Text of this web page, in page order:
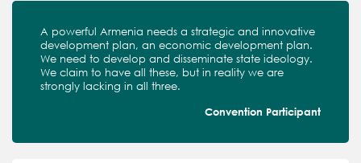
A powerful Armenia needs a strategic and innovative
development plan, an economic development plan.
We need to develop and disseminate state ideology.
We claim to have all these, but in reality we are
strongly lacking in all three.
Convention Participant